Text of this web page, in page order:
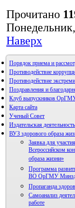
Прочитано
Наверх
Порядок приема и
Противодействие
Противодействие
Поздравления и
Клуб выпускников
Карта сайта
Ученый Совет
Издательская деятельность
Альманах
ВУЗ здорового образа
Заявка для
Всероссийском
образа жизни»
Программа
ВО ОрГМУ
Пропаганда
Самоанализ
работе